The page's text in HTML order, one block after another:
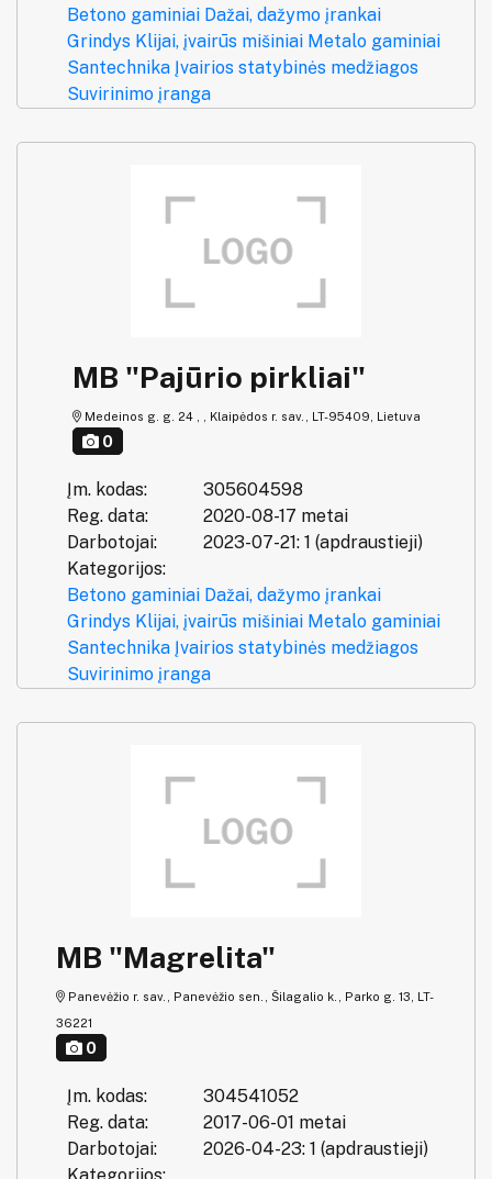
Betono gaminiai Dažai, dažymo įrankai
Grindys Klijai, įvairūs mišiniai Metalo gaminiai
Santechnika Įvairios statybinės medžiagos
Suvirinimo įranga
MB "Pajūrio pirkliai"
Medeinos g. g. 24 , , Klaipėdos r. sav., LT-95409, Lietuva
0
Įm. kodas:
305604598
Reg. data:
2020-08-17 metai
Darbotojai:
2023-07-21: 1 (apdraustieji)
Kategorijos:
Betono gaminiai Dažai, dažymo įrankai
Grindys Klijai, įvairūs mišiniai Metalo gaminiai
Santechnika Įvairios statybinės medžiagos
Suvirinimo įranga
MB "Magrelita"
Panevėžio r. sav., Panevėžio sen., Šilagalio k., Parko g. 13, LT-
36221
0
Įm. kodas:
304541052
Reg. data:
2017-06-01 metai
Darbotojai:
2026-04-23: 1 (apdraustieji)